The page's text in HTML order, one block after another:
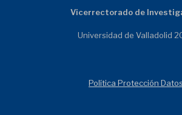
Vicerrectorado de
Universidad de Valladolid
Política Protección Datos